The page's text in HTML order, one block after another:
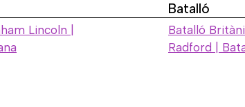
Lincoln |
Batalló
Batalló
Radford |